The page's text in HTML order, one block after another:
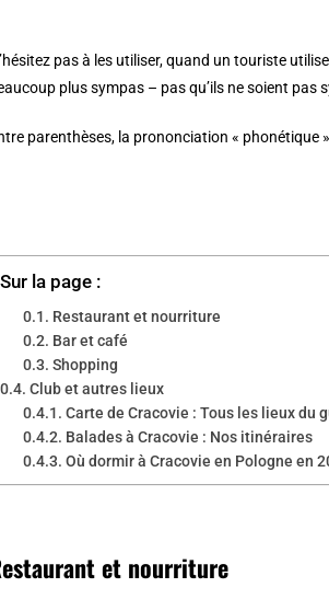
pas à les utiliser, quand un touriste
plus sympas – pas qu’ils ne soient pas
parenthèses, la prononciation « phonétique
Sur la page :
Restaurant et nourriture
Bar et café
Shopping
Club et autres lieux
Carte de Cracovie : Tous les lieux du
Balades à Cracovie : Nos itinéraires
Où dormir à Cracovie en Pologne en
et nourriture